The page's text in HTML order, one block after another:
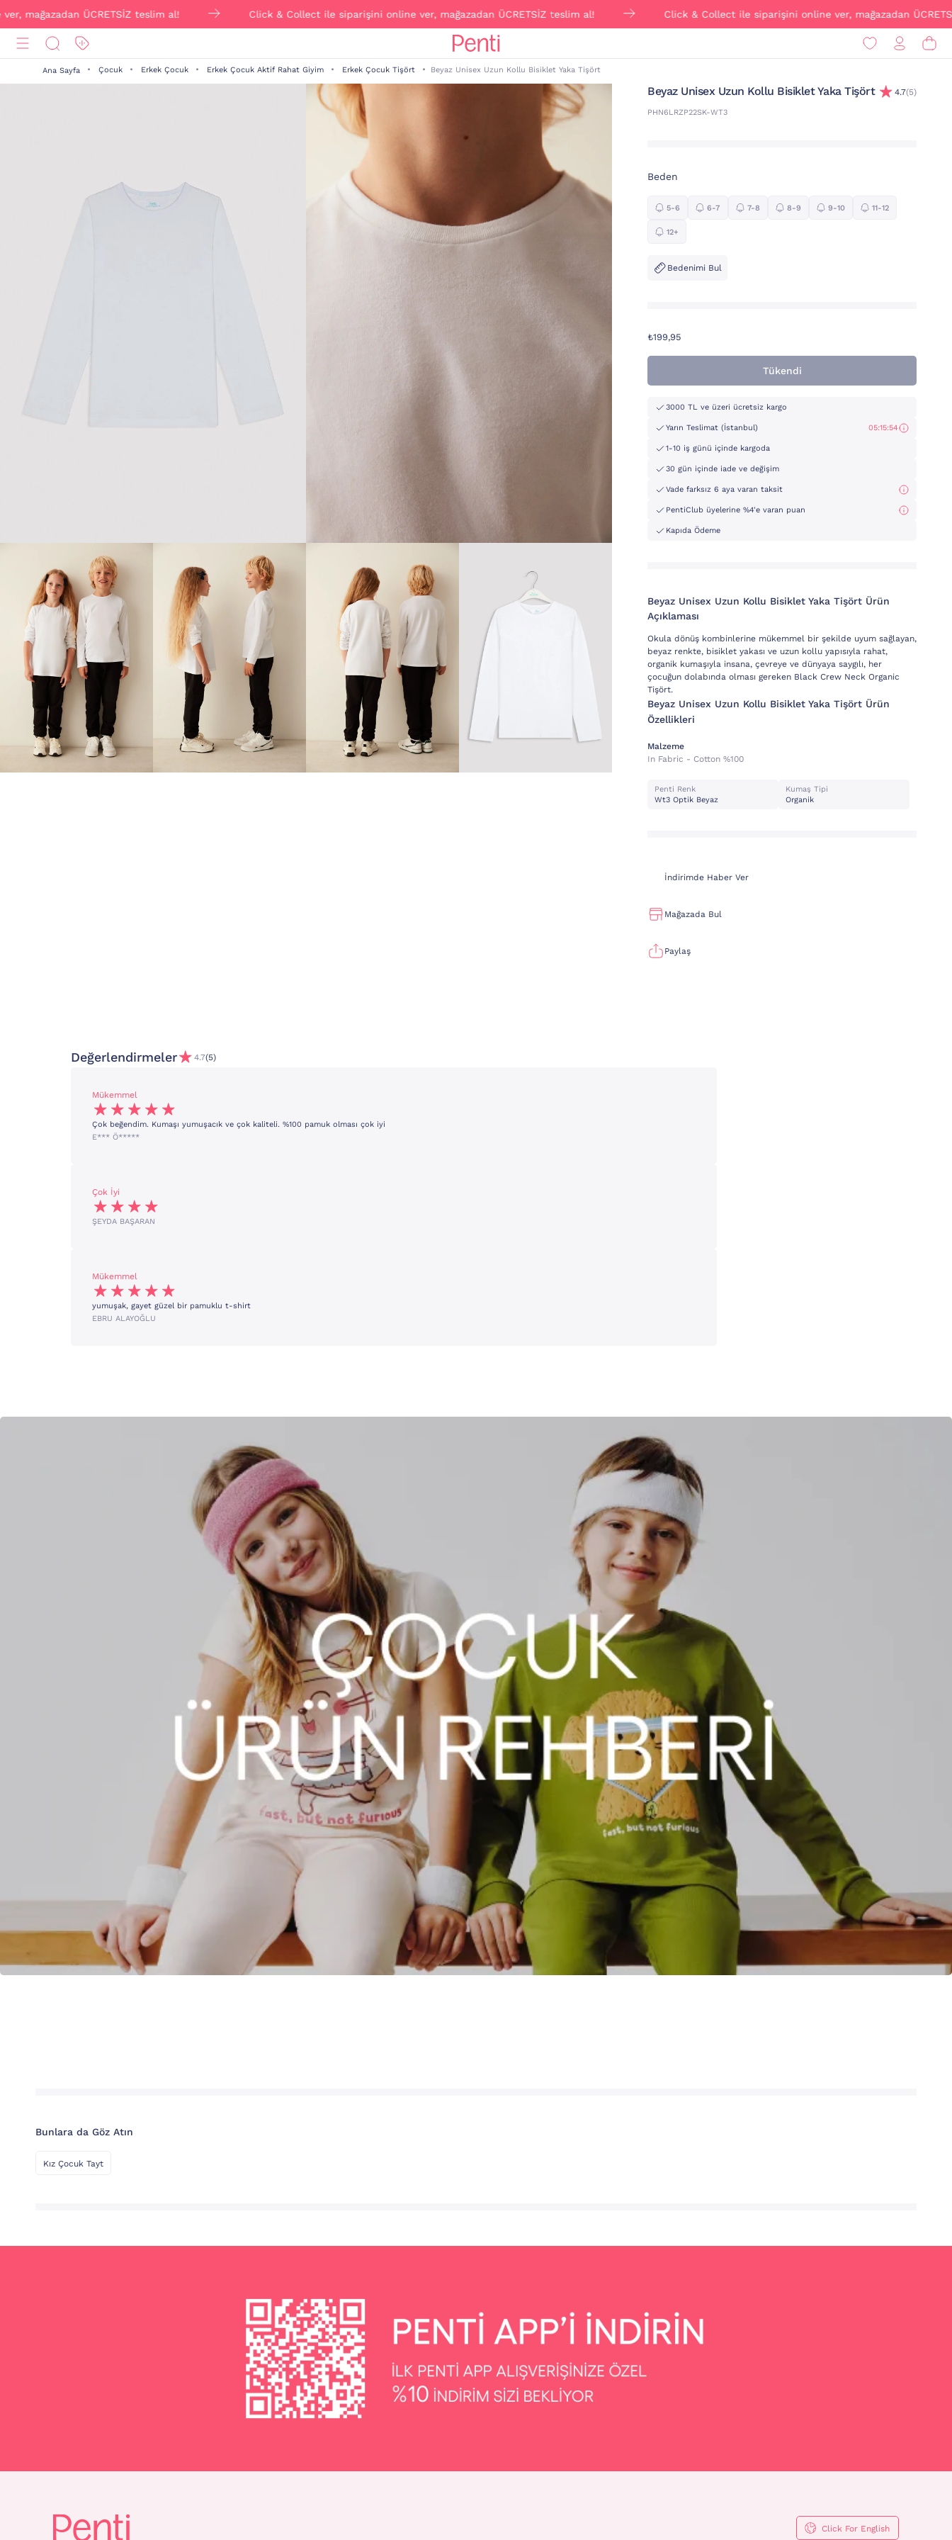
ÜCRETSİZ teslim al! Click & Collect ile siparişini online ver, mağazadan ÜCRETSİZ teslim al! Click & Collect ile siparişini online ver, mağazadan ÜCRETSİZ
Ana Sayfa Çocuk Erkek Çocuk Erkek Çocuk Aktif Rahat Giyim Erkek Çocuk Tişört Beyaz Unisex Uzun Kollu Bisiklet Yaka Tişört
Beyaz Unisex Uzun Kollu Bisiklet Yaka Tişört
PHN6LRZP22SK-WT3
4.7(5)
Beden
5-6 6-7 7-8 8-9 9-10 11-12
12+
Bedenimi Bul
₺199,95
Tükendi
3000 TL ve üzeri ücretsiz kargo
Yarın Teslimat (İstanbul) 05:15:53
1-10 iş günü içinde kargoda
30 gün içinde iade ve değişim
Vade farksız 6 aya varan taksit
PentiClub üyelerine %4'e varan puan
Kapıda Ödeme
Beyaz Unisex Uzun Kollu Bisiklet Yaka Tişört Ürün
Açıklaması
Okula dönüş kombinlerine mükemmel bir şekilde uyum sağlayan,
beyaz renkte, bisiklet yakası ve uzun kollu yapısıyla rahat,
organik kumaşıyla insana, çevreye ve dünyaya saygılı, her
çocuğun dolabında olması gereken Black Crew Neck Organic
Tişört.
Beyaz Unisex Uzun Kollu Bisiklet Yaka Tişört Ürün
Özellikleri
Malzeme
In Fabric - Cotton %100
Penti Renk
Wt3 Optik Beyaz
Kumaş Tipi
Organik
İndirimde Haber Ver
Mağazada Bul
Paylaş
Değerlendirmeler 4.7(5)
Mükemmel
Çok beğendim. Kumaşı yumuşacık ve çok kaliteli. %100 pamuk olması çok iyi
E*** Ö*****
Çok İyi
ŞEYDA BAŞARAN
Mükemmel
yumuşak, gayet güzel bir pamuklu t-shirt
EBRU ALAYOĞLU
Bunlara da Göz Atın
Kız Çocuk Tayt
Click For English